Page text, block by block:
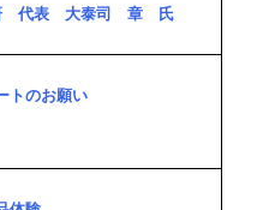
研 代表 大泰司 章 氏
トのお願い